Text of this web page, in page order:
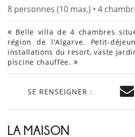
8 personnes (10 max.) • 4
Belle villa de 4 chambres
région de l'Algarve. Petit-
installations du resort, vaste
piscine chauffée.
SE RENSEIGNER :
LA MAISON